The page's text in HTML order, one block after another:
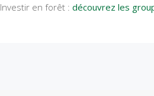
Investir en forêt : découvrez les